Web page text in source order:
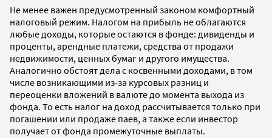
Не менее важен предусмотренный законом комфортный
налоговый режим. Налогом на прибыль не облагаются
любые доходы, которые остаются в фонде: дивиденды и
проценты, арендные платежи, средства от продажи
недвижимости, ценных бумаг и другого имущества.
Аналогично обстоят дела с косвенными доходами, в том
числе возникающими из-за курсовых разниц и
переоценки вложений в валюте до момента выхода из
фонда. То есть налог на доход рассчитывается только при
погашении или продаже паев, а также если инвестор
получает от фонда промежуточные выплаты.